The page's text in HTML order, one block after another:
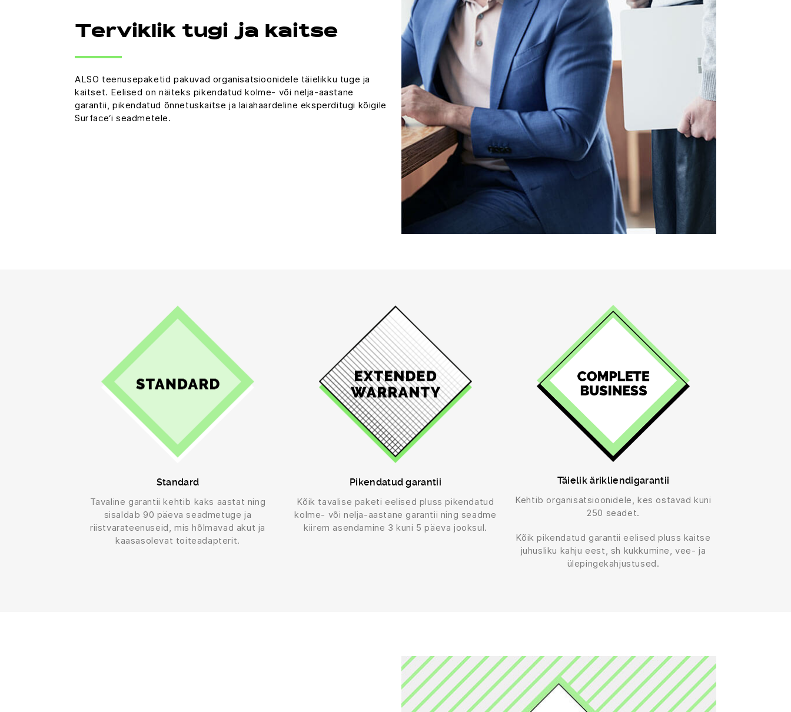
Terviklik tugi ja kaitse
ALSO teenusepaketid pakuvad organisatsioonidele täielikku tuge ja
kaitset. Eelised on näiteks pikendatud kolme- või nelja-aastane
garantii, pikendatud õnnetuskaitse ja laiahaardeline eksperditugi kõigile
Surface‘i seadmetele.
Standard
Tavaline garantii kehtib kaks aastat ning
sisaldab 90 päeva seadmetuge ja
riistvarateenuseid, mis hõlmavad akut ja
kaasasolevat toiteadapterit.
Pikendatud garantii
Kõik tavalise paketi eelised pluss pikendatud
kolme- või nelja-aastane garantii ning seadme
kiirem asendamine 3 kuni 5 päeva jooksul.
Täielik ärikliendigarantii
Kehtib organisatsioonidele, kes ostavad kuni
250 seadet.
Kõik pikendatud garantii eelised pluss kaitse
juhusliku kahju eest, sh kukkumine, vee- ja
ülepingekahjustused.